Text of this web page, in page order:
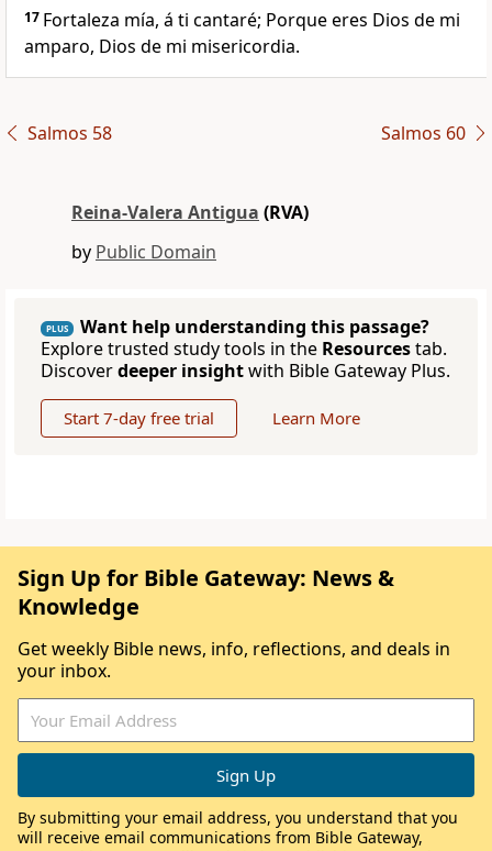
17 Fortaleza mía, á ti cantaré; Porque eres Dios de mi
amparo, Dios de mi misericordia.
Salmos 58 Salmos 60
Reina-Valera Antigua (RVA)
by Public Domain
PLUS
Want help understanding this passage?
Explore trusted study tools in the Resourcestab.
Discoverdeeper insightwith Bible Gateway Plus.
Start 7-day free trial Learn More
Sign Up for Bible Gateway: News &
Knowledge
Get weekly Bible news, info, reflections, and deals in
your inbox.
By submitting your email address, you understand that you
will receive email communications from Bible Gateway,